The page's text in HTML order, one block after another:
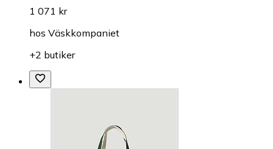
1 071 kr
hos Väskkompaniet
+2 butiker